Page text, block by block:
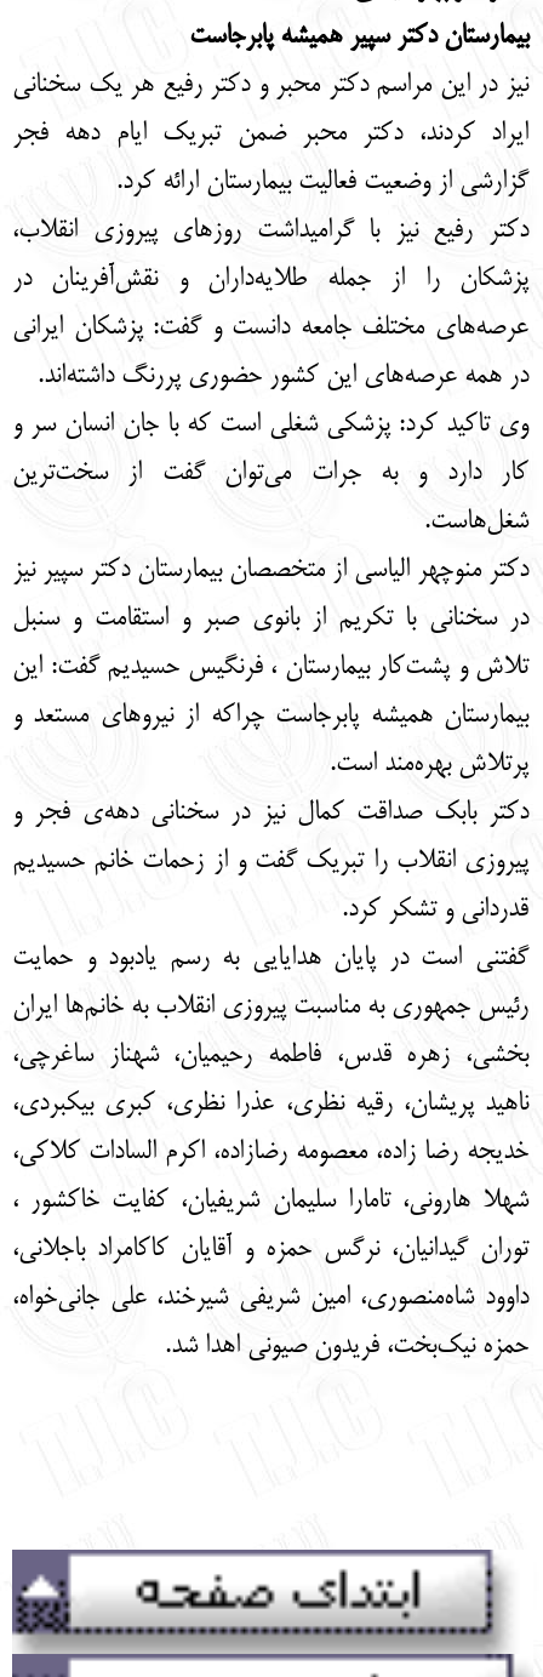
بیمارستان دکتر سپیر همیشه پابرجاست
نیز در این مراسم دکتر محبر و دکتر رفیع هر یک سخنانی
ایراد کردند، دکتر محبر ضمن تبریک ایام دهه فجر
گزارشی از وضعیت فعالیت بیمارستان ارائه کرد.
دکتر رفیع نیز با گرامیداشت روزهای پیروزی انقلاب،
پزشکان را از جمله طلایه‌داران و نقش‌آفرینان در
عرصه‌های مختلف جامعه دانست و گفت: پزشکان ایرانی
در همه عرصه‌های این کشور حضوری پررنگ داشته‌اند.
وی تاکید کرد: پزشکی شغلی است که با جان انسان سر و
کار دارد و به جرات می‌توان گفت از سخت‌ترین
شغل‌هاست.
دکتر منوچهر الیاسی از متخصصان بیمارستان دکتر سپیر نیز
در سخنانی با تکریم از بانوی صبر و استقامت و سنبل
تلاش و پشت‌کار بیمارستان ، فرنگیس حسیدیم گفت: این
بیمارستان همیشه پابرجاست چراکه از نیروهای مستعد و
پرتلاش بهره‌مند است.
دکتر بابک صداقت کمال نیز در سخنانی دهه‌ی فجر و
پیروزی انقلاب را تبریک گفت و از زحمات خانم حسیدیم
قدردانی و تشکر کرد.
گفتنی است در پایان هدایایی به رسم یادبود و حمایت
رئیس جمهوری به مناسبت پیروزی انقلاب به خانم‌ها ایران
بخشی، زهره قدس، فاطمه رحیمیان، شهناز ساغرچی،
ناهید پریشان، رقیه نظری، عذرا نظری، کبری بیکبردی،
خدیجه رضا زاده، معصومه رضازاده، اکرم السادات کلاکی،
شهلا هارونی، تامارا سلیمان شریفیان، کفایت خاکشور ،
توران گیدانیان، نرگس حمزه و آقایان کاکامراد باجلانی،
داوود شاه‌منصوری، امین شریفی شیرخند، علی جانی‌خواه،
حمزه نیک‌بخت، فریدون صیونی اهدا شد.